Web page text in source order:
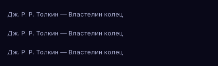
Дж. Р. Р. Толкин — Властелин колец
Дж. Р. Р. Толкин — Властелин колец
Дж. Р. Р. Толкин — Властелин колец